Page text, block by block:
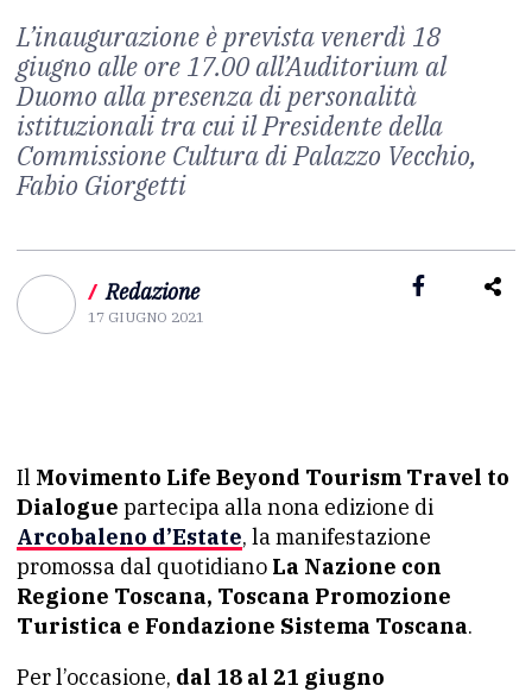
L’inaugurazione è prevista venerdì 18
giugno alle ore 17.00 all’Auditorium al
Duomo alla presenza di personalità
istituzionali tra cui il Presidente della
Commissione Cultura di Palazzo Vecchio,
Fabio Giorgetti
/ Redazione
17 GIUGNO 2021
Il Movimento Life Beyond Tourism Travel to
Dialogue partecipa alla nona edizione di
Arcobaleno d’Estate, la manifestazione
promossa dal quotidiano La Nazione con
Regione Toscana, Toscana Promozione
Turistica e Fondazione Sistema Toscana.
Per l’occasione, dal 18 al 21 giugno